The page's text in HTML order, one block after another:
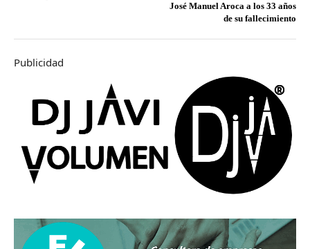
José Manuel Aroca a los 33 años
de su fallecimiento
Publicidad